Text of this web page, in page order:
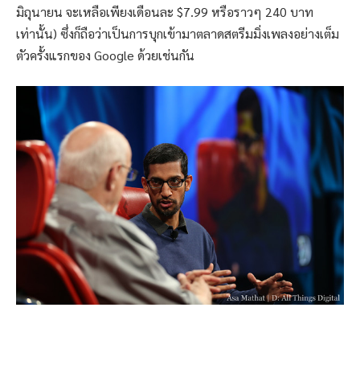
มิถุนายน จะเหลือเพียงเดือนละ $7.99 หรือราวๆ 240 บาท
เท่านั้น) ซึ่งก็ถือว่าเป็นการบุกเข้ามาตลาดสตรีมมิ่งเพลงอย่างเต็ม
ตัวครั้งแรกของ Google ด้วยเช่นกัน